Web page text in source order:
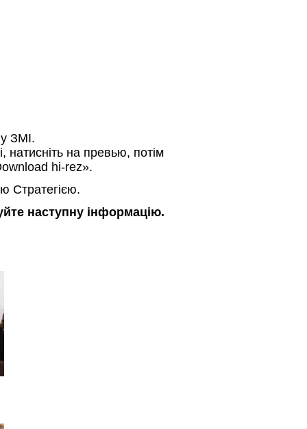
ЗМІ.
натисніть на превью, потім
hi-rez».
Стратегією.
наступну інформацію.